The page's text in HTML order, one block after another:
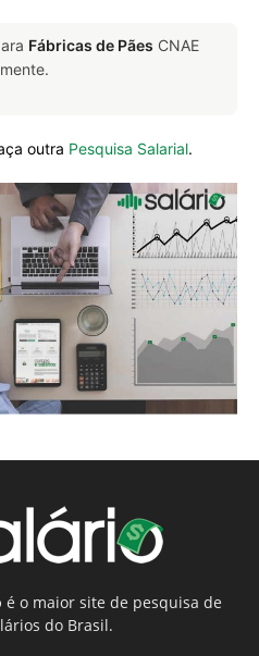
Fábricas de Pães CNAE
outra Pesquisa Salarial.
é o maior site de pesquisa de
do Brasil.